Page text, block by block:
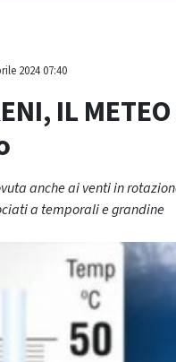
2024 07:40
IL
anche ai venti in
a temporali e grandine